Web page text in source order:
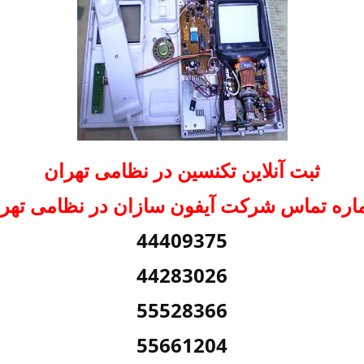
ثبت آنلاین تکنسین در نظامی تهران
تماس شرکت آیفون سازان در نظامی
44409375
44283026
55528366
55661204